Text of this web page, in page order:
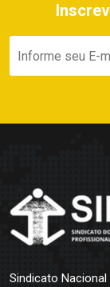
Sindicato